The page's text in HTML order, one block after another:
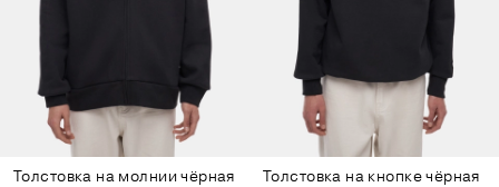
Толстовка на молнии чёрная
Толстовка на кнопке чёрная